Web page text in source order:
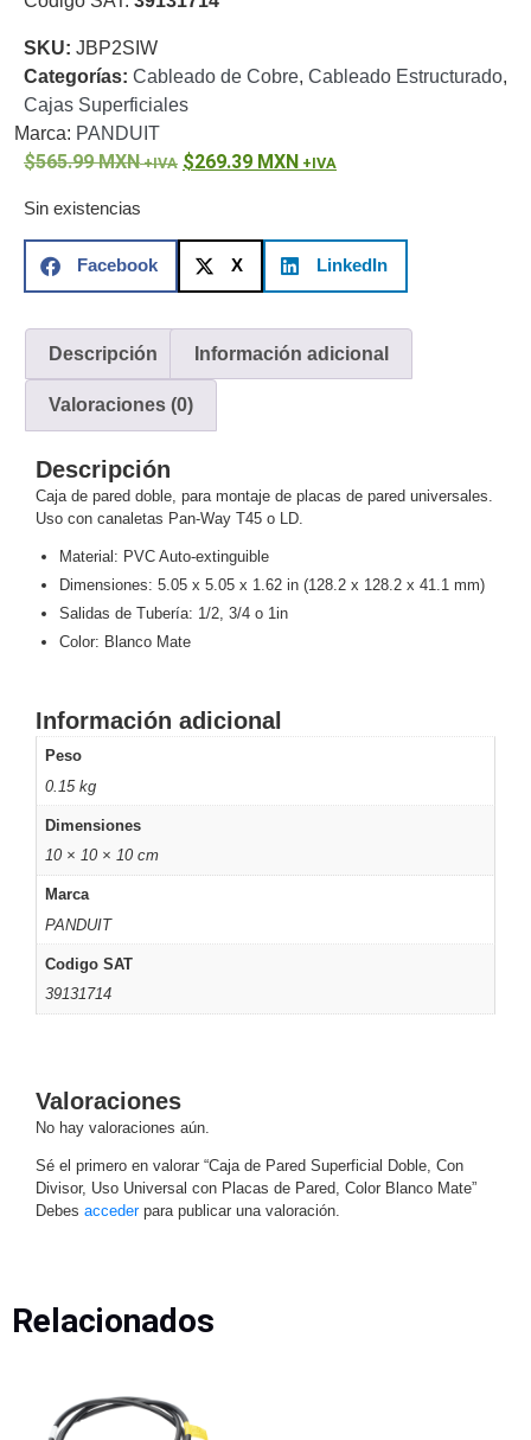
Refacciones
de
VideoTransceptores
de Video
Cables y
Adaptador
a
RCAAudio
VideoCable
Coaxial y
Cables
Armados -
5eFibra
ÓpticaPara
Alimentación
y
ElectricidadRG59
Tipo
CaP TelefónicoVGA
Cámaras
IP y NVRs
Ambientes
Salinos
(Anticorrosión)
y
Decodificadores
de
VideoCuboDomo
/ Eyeball /
Turret
Motorizado
Network
Recorders Ocultas
-
/ 4G /
y DVRs
HD
SKU: JBP2SIW
Categorías: Cableado de Cobre, Cableado Estructurado,
Cajas Superficiales
Marca: PANDUIT
565.99MXN 269.39 MXN
Sin existencias
Facebook X LinkedIn
Descripción Información adicional
Valoraciones (0)
Descripción
Caja de pared doble, para montaje de placas de pared universales.
Uso con canaletas Pan-Way T45 o LD.
Material: PVC Auto-extinguible
Dimensiones: 5.05 x 5.05 x 1.62 in (128.2 x 128.2 x 41.1 mm)
Salidas de Tubería: 1/2, 3/4 o 1in
Color: Blanco Mate
Información adicional
Peso
0.15 kg
Dimensiones
10 × 10 × 10 cm
Marca
PANDUIT
Codigo SAT
39131714
Valoraciones
No hay valoraciones aún.
Sé el primero en valorar “Caja de Pared Superficial Doble, Con
Divisor, Uso Universal con Placas de Pared, Color Blanco Mate”
Debes accederpara publicar una valoración.
Relacionados